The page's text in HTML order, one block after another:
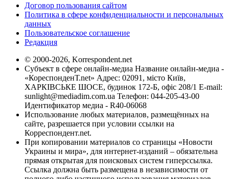
Договор пользования сайтом
Политика в сфере конфиденциальности и персональных
данных
Пользовательское соглашение
Редакция
© 2000-2026, Korrespondent.net
Субъект в сфере онлайн-медиа Название онлайн-медиа -
«КореспонденТ.net» Адрес: 02091, місто Київ,
ХАРКІВСЬКЕ ШОСЕ, будинок 172-Б, офіс 208/1 E-mail:
sunlight@mediadim.com.ua Телефон: 044-205-43-00
Идентификатор медиа - R40-06068
Использование любых материалов, размещённых на
сайте, разрешается при условии ссылки на
Корреспондент.net.
При копировании материалов со страницы «Новости
Украины и мира», для интернет-изданий – обязательна
прямая открытая для поисковых систем гиперссылка.
Ссылка должна быть размещена в независимости от